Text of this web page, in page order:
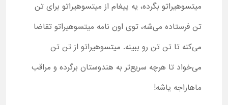
میتسوهیراتو بگرده، یه پیغام از میتسوهیراتو برای تن
تن فرستاده می‌شه، توی اون نامه میتسوهیراتو تقاضا
می‌کنه تا تن تن رو ببینه. میتسوهیراتو از تن تن
می‌خواد تا هرچه سریع‌تر به هندوستان برگرده و مراقب
ماهاراجه یاشه!